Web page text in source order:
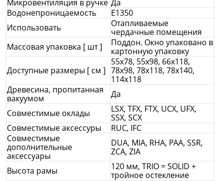
Микровентиляция в ручке Да
Водонепроницаемость
E1350
Использовать
Отапливаемые
чердачные помещения
Массовая упаковка [ шт ]
Поддон. Окно упаковано в
картонную упаковку
Доступные размеры [ см ]
55x78, 55x98, 66x118,
78x98, 78x118, 78x140,
114x118
Древесина, пропитанная
вакуумом
Да
Совместимые оклады
LSX, TFX, FTX, UCX, UFX,
SSX, SCX
Совместимые аксессуры
RUC, IFC
Совместимые
дополнительные
аксессуары
DUA, MIA, RHA, PAA, SSR,
ZCA, ZIA
Высота рамы
120 мм, TRIO = SOLID +
тройное остекление